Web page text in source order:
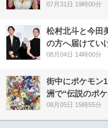
07月31日 19時00分
松村北斗と今田
の方へ届けてい
08月04日 14時00分
街中にポケモン
洲で“伝説のポ
08月05日 15時55分